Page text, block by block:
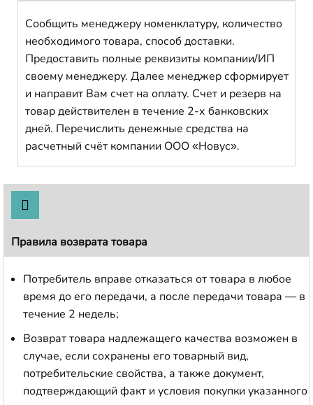
Сообщить менеджеру номенклатуру, количество
необходимого товара, способ доставки.
Предоставить полные реквизиты компании/ИП
своему менеджеру. Далее менеджер сформирует
и направит Вам счет на оплату. Счет и резерв на
товар действителен в течение 2-х банковских
дней. Перечислить денежные средства на
расчетный счёт компании ООО «Новус».
Правила возврата товара
Потребитель вправе отказаться от товара в любое
время до его передачи, а после передачи товара — в
течение 2 недель;
Возврат товара надлежащего качества возможен в
случае, если сохранены его товарный вид,
потребительские свойства, а также документ,
подтверждающий факт и условия покупки указанного